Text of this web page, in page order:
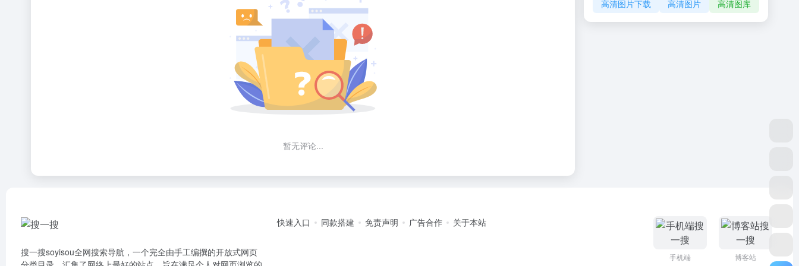
暂无评论...
高清图片下载 高清图片 高清图库
搜一搜soyisou全网搜索导航，一个完全由手工编撰的开放式网页
快速入口 同款搭建 免责声明 广告合作 关于本站
手机端 博客站